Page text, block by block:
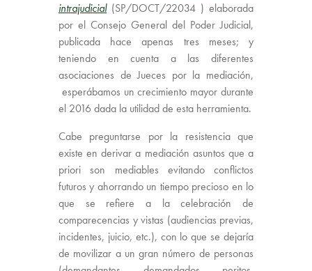
intrajudicial(SP/DOCT/22034 ) elaborada
por el Consejo General del Poder Judicial,
publicada hace apenas tres meses; y
teniendo en cuenta a las diferentes
asociaciones de Jueces por la mediación,
esperábamos un crecimiento mayor durante
el 2016 dada la utilidad de esta herramienta.
Cabe preguntarse por la resistencia que
existe en derivar a mediación asuntos que a
priori son mediables evitando conflictos
futuros y ahorrando un tiempo precioso en lo
que se refiere a la celebración de
comparecencias y vistas (audiencias previas,
incidentes, juicio, etc.), con lo que se dejaría
de movilizar a un gran número de personas